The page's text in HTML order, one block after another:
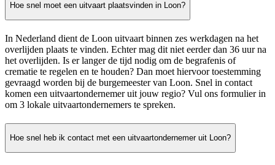
Hoe snel moet een uitvaart plaatsvinden in Loon?
In Nederland dient de Loon uitvaart binnen zes werkdagen na het
overlijden plaats te vinden. Echter mag dit niet eerder dan 36 uur na
het overlijden. Is er langer de tijd nodig om de begrafenis of
crematie te regelen en te houden? Dan moet hiervoor toestemming
gevraagd worden bij de burgemeester van Loon. Snel in contact
komen een uitvaartondernemer uit jouw regio? Vul ons formulier in
om 3 lokale uitvaartondernemers te spreken.
Hoe snel heb ik contact met een uitvaartondernemer uit Loon?